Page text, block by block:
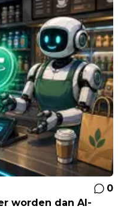
0
worden dan AI-